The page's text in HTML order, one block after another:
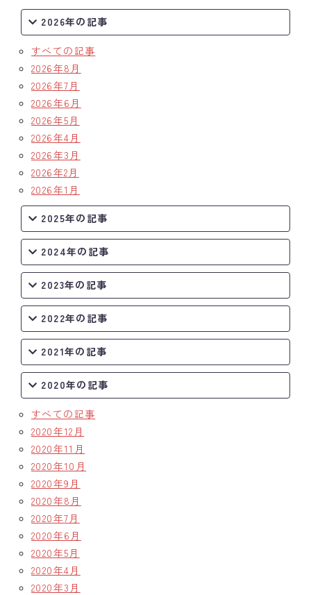
2026年の記事
すべての記事
2026年8月
2026年7月
2026年6月
2026年5月
2026年4月
2026年3月
2026年2月
2026年1月
2025年の記事
2024年の記事
2023年の記事
2022年の記事
2021年の記事
2020年の記事
すべての記事
2020年12月
2020年11月
2020年10月
2020年9月
2020年8月
2020年7月
2020年6月
2020年5月
2020年4月
2020年3月